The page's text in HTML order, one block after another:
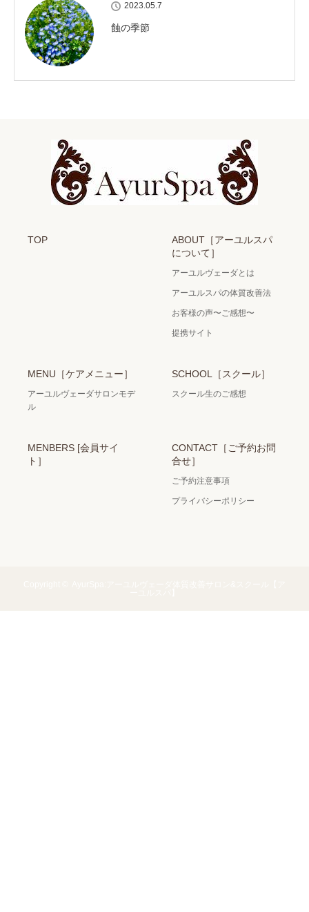
2023.05.7
蝕の季節
TOP
ABOUT［アーユルスパ
について］
アーユルヴェーダとは
アーユルスパの体質改善法
お客様の声〜ご感想〜
提携サイト
MENU［ケアメニュー］
アーユルヴェーダサロンモデ
ル
SCHOOL［スクール］
スクール生のご感想
MENBERS [会員サイ
ト］
CONTACT［ご予約お問
合せ］
ご予約注意事項
プライバシーポリシー